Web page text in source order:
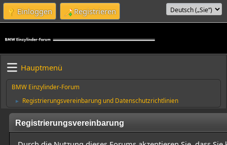
Einloggen Registrieren
Hauptmenü
BMW Einzylinder-Forum
► Registrierungsvereinbarung und Datenschutzrichtlinien
Registrierungsvereinbarung